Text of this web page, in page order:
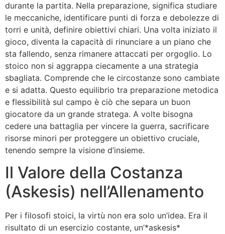
durante la partita. Nella preparazione, significa studiare
le meccaniche, identificare punti di forza e debolezze di
torri e unità, definire obiettivi chiari. Una volta iniziato il
gioco, diventa la capacità di rinunciare a un piano che
sta fallendo, senza rimanere attaccati per orgoglio. Lo
stoico non si aggrappa ciecamente a una strategia
sbagliata. Comprende che le circostanze sono cambiate
e si adatta. Questo equilibrio tra preparazione metodica
e flessibilità sul campo è ciò che separa un buon
giocatore da un grande stratega. A volte bisogna
cedere una battaglia per vincere la guerra, sacrificare
risorse minori per proteggere un obiettivo cruciale,
tenendo sempre la visione d’insieme.
Il Valore della Costanza
(Askesis) nell’Allenamento
Per i filosofi stoici, la virtù non era solo un’idea. Era il
risultato di un esercizio costante, un’*askesis*